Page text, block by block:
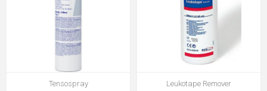
Tensospray Leukotape Remover